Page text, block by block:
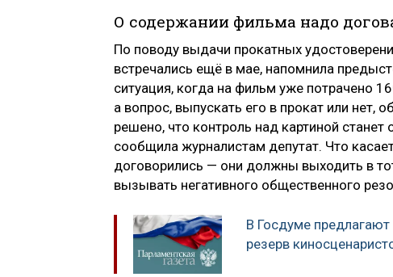
О содержании фильма надо
По поводу выдачи прокатных
встречались ещё в мае, напомнила
ситуация, когда на фильм уже потрачено
а вопрос, выпускать его в прокат или
решено, что контроль над картиной
сообщила журналистам депутат. Что
договорились — они должны выходить в
вызывать негативного общественного
В Госдуме
резерв